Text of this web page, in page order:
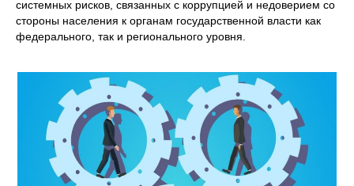
системных рисков, связанных с коррупцией и недоверием со
стороны населения к органам государственной власти как
федерального, так и регионального уровня.